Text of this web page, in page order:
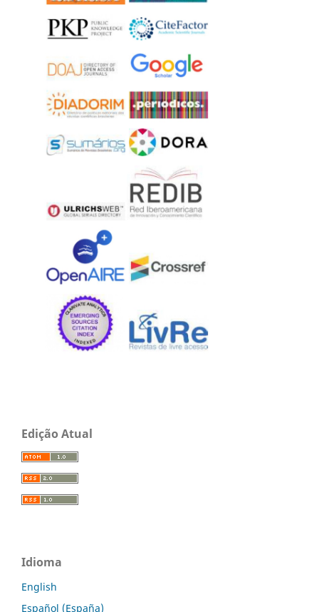
Edição Atual
Idioma
English
Español (España)